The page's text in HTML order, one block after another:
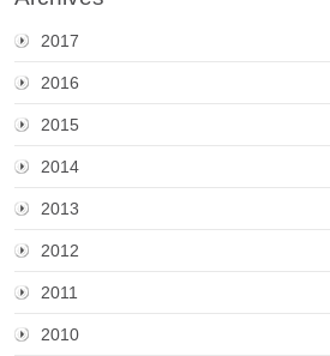
2017
2016
2015
2014
2013
2012
2011
2010